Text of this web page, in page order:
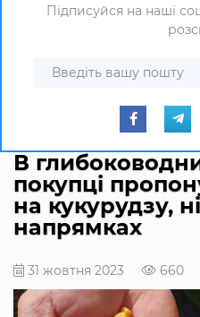
Підписуйся на наші
В
покупці
на кукурудзу,
напрямках
31 жовтня 2023 660